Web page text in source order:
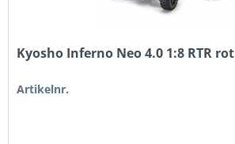
Kyosho Inferno Neo 4.0 1:8 RTR rot
Artikelnr.